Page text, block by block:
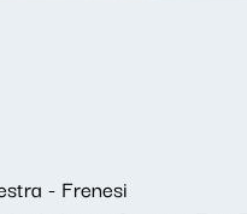
- Frenesi